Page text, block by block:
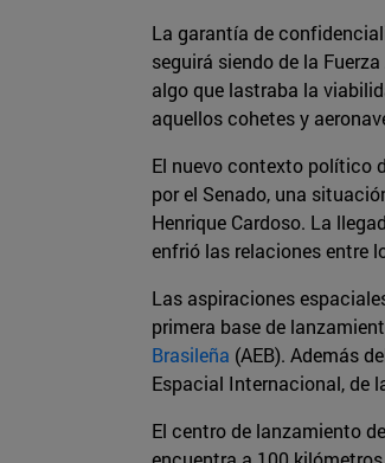
La garantía de
seguirá siendo de la
algo que lastraba la
aquellos cohetes y
El nuevo contexto político
por el Senado, una
Henrique Cardoso. La
enfrió las relaciones entre
Las aspiraciones
primera base de
Brasileña (AEB). Además
Espacial Internacional, de
El centro de lanzamiento